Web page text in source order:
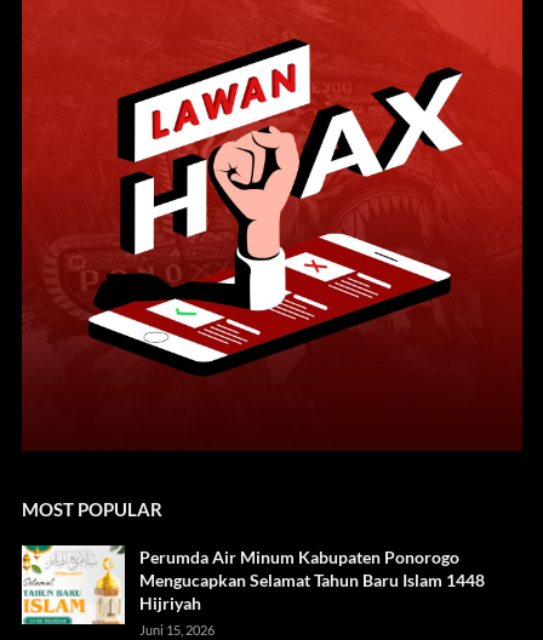
MOST POPULAR
Perumda Air Minum Kabupaten Ponorogo
Mengucapkan Selamat Tahun Baru Islam 1448
Hijriyah
Juni 15, 2026